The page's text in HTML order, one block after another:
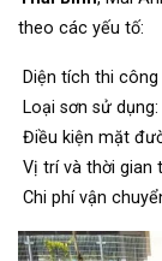
theo các yếu tố:
Diện tích thi
Loại sơn sử
Điều kiện mặt
Vị trí và thời gian
Chi phí vận